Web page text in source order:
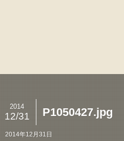
P1050427.jpg
2014
12/31
2014年12月31日